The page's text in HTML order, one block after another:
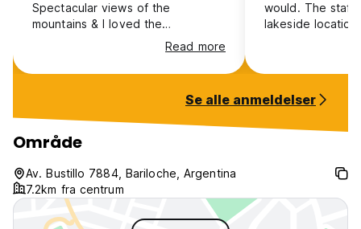
Spectacular views of the
mountains & I loved the
homemade bread at breakfast.
Read more
would. The staff
lakeside
and there was
amazing pizzas.
want to have a
Se alle anmeldelser
Område
Av. Bustillo 7884, Bariloche, Argentina
7.2km fra centrum